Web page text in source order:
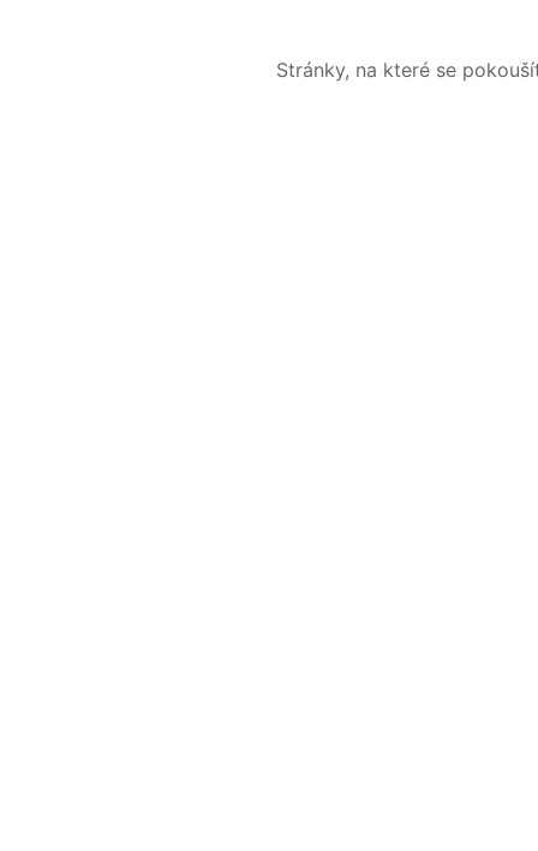
Stránky, na které se